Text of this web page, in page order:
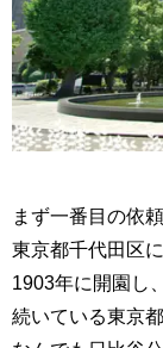
まず一番目の依
東京都千代田区
1903年に開園し
続いている東京